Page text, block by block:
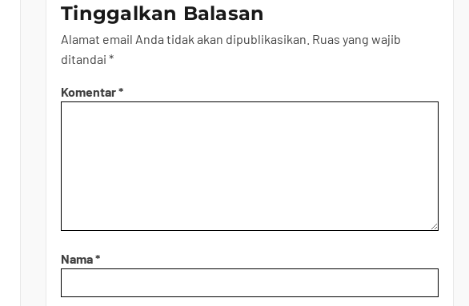
Tinggalkan Balasan
Alamat email Anda tidak akan dipublikasikan. Ruas yang wajib
ditandai*
Komentar*
Nama*